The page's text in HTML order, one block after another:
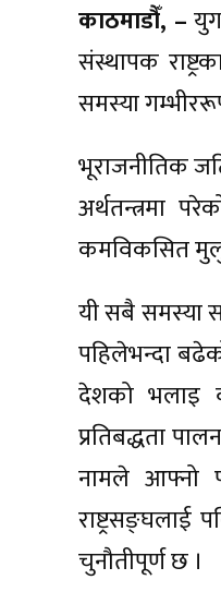
काठमाडौँ, –
संस्थापक
समस्या
भूराजनीतिक
अर्थतन्त्रमा
कमविकसित
यी सबै समस्या
पहिलेभन्दा
देशको भलाइ
प्रतिबद्धता
नामले आफ्नो
राष्ट्रसङ्घलाई
चुनौतीपूर्ण छ ।